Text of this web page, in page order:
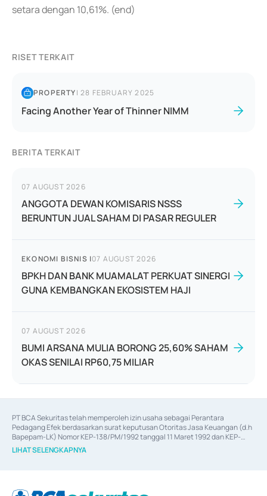
setara dengan 10,61%. (end)
RISET TERKAIT
PROPERTY|28 FEBRUARY 2025
Facing Another Year of Thinner NIMM
BERITA TERKAIT
07 AUGUST 2026
ANGGOTA DEWAN KOMISARIS NSSS
BERUNTUN JUAL SAHAM DI PASAR REGULER
EKONOMI BISNIS |07 AUGUST 2026
BPKH DAN BANK MUAMALAT PERKUAT SINERGI
GUNA KEMBANGKAN EKOSISTEM HAJI
07 AUGUST 2026
BUMI ARSANA MULIA BORONG 25,60% SAHAM
OKAS SENILAI RP60,75 MILIAR
PT BCA Sekuritas telah memperoleh izin usaha sebagai Perantara
Pedagang Efek berdasarkan surat keputusan Otoritas Jasa Keuangan (d.h
Bapepam-LK) Nomor KEP-138/PM/1992 tanggal 11 Maret 1992 dan KEP-
06/D.04/2014 tanggal 28 Februari 2014, izin usaha sebagai Penjamin Emisi
Efek berdasarkan surat keputusan Otoritas Jasa Keuangan Nomor KEP-
berdasarkan surat keputusan Otoritas Jasa Keuangan Nomor S-
LIHAT SELENGKAPNYA